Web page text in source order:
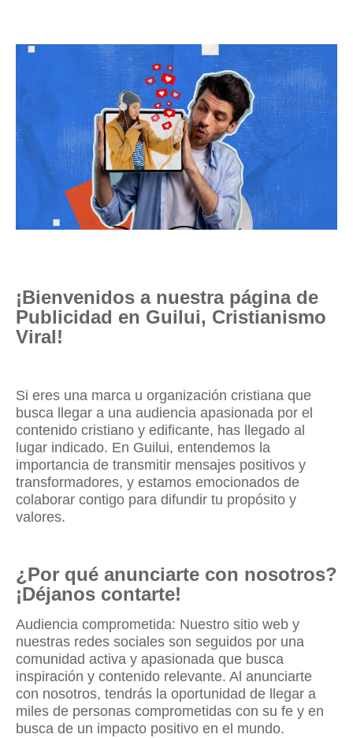
¡Bienvenidos a nuestra página de
Publicidad en Guilui, Cristianismo
Viral!
Si eres una marca u organización cristiana que
busca llegar a una audiencia apasionada por el
contenido cristiano y edificante, has llegado al
lugar indicado. En Guilui, entendemos la
importancia de transmitir mensajes positivos y
transformadores, y estamos emocionados de
colaborar contigo para difundir tu propósito y
valores.
¿Por qué anunciarte con nosotros?
¡Déjanos contarte!
Audiencia comprometida: Nuestro sitio web y
nuestras redes sociales son seguidos por una
comunidad activa y apasionada que busca
inspiración y contenido relevante. Al anunciarte
con nosotros, tendrás la oportunidad de llegar a
miles de personas comprometidas con su fe y en
busca de un impacto positivo en el mundo.